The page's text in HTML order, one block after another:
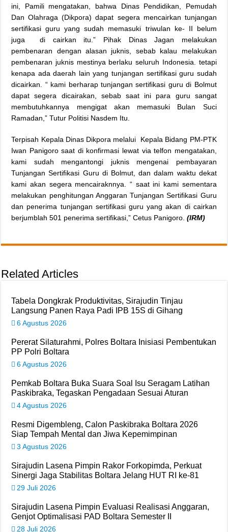
ini, Pamili mengatakan, bahwa Dinas Pendidikan, Pemudah
Dan Olahraga (Dikpora) dapat segera mencairkan tunjangan
sertifikasi guru yang sudah memasuki triwulan ke- II belum
juga di cairkan itu.” Pihak Dinas Jagan melakukan
pembenaran dengan alasan juknis, sebab kalau melakukan
pembenaran juknis mestinya berlaku seluruh Indonesia. tetapi
kenapa ada daerah lain yang tunjangan sertifikasi guru sudah
dicairkan. “ kami berharap tunjangan sertifikasi guru di Bolmut
dapat segera dicairakan, sebab saat ini para guru sangat
membutuhkannya mengigat akan memasuki Bulan Suci
Ramadan,” Tutur Politisi Nasdem Itu.
Terpisah Kepala Dinas Dikpora melalui Kepala Bidang PM-PTK
Iwan Panigoro saat di konfirmasi lewat via telfon mengatakan,
kami sudah mengantongi juknis mengenai pembayaran
Tunjangan Sertifikasi Guru di Bolmut, dan dalam waktu dekat
kami akan segera mencairaknnya. “ saat ini kami sementara
melakukan penghitungan Anggaran Tunjangan Sertifikasi Guru
dan penerima tunjangan sertifikasi guru yang akan di cairkan
berjumblah 501 penerima sertifikasi,” Cetus Panigoro.(IRM)
Related Articles
Tabela Dongkrak Produktivitas, Sirajudin Tinjau
Langsung Panen Raya Padi IPB 15S di Gihang
6 Agustus 2026
Pererat Silaturahmi, Polres Boltara Inisiasi Pembentukan
PP Polri Boltara
6 Agustus 2026
Pemkab Boltara Buka Suara Soal Isu Seragam Latihan
Paskibraka, Tegaskan Pengadaan Sesuai Aturan
4 Agustus 2026
Resmi Digembleng, Calon Paskibraka Boltara 2026
Siap Tempah Mental dan Jiwa Kepemimpinan
3 Agustus 2026
Sirajudin Lasena Pimpin Rakor Forkopimda, Perkuat
Sinergi Jaga Stabilitas Boltara Jelang HUT RI ke-81
29 Juli 2026
Sirajudin Lasena Pimpin Evaluasi Realisasi Anggaran,
Genjot Optimalisasi PAD Boltara Semester II
28 Juli 2026